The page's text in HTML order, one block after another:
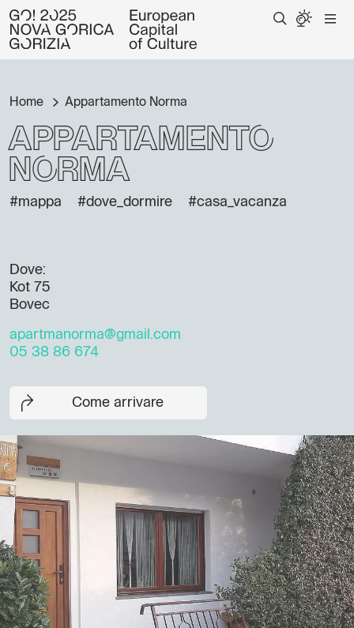
Home Appartamento Norma
Appartamento
Norma
#mappa #dove_dormire #casa_vacanza
Dove:
Kot 75
Bovec
apartmanorma@gmail.com
05 38 86 674
Come arrivare